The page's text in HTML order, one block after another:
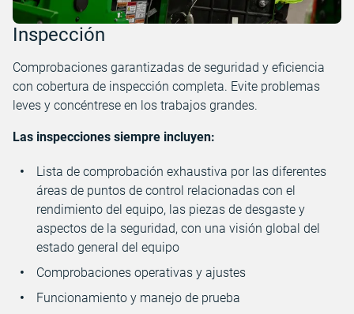
Inspección
Comprobaciones garantizadas de seguridad y eficiencia
con cobertura de inspección completa. Evite problemas
leves y concéntrese en los trabajos grandes.
Las inspecciones siempre incluyen:
Lista de comprobación exhaustiva por las diferentes
áreas de puntos de control relacionadas con el
rendimiento del equipo, las piezas de desgaste y
aspectos de la seguridad, con una visión global del
estado general del equipo
Comprobaciones operativas y ajustes
Funcionamiento y manejo de prueba